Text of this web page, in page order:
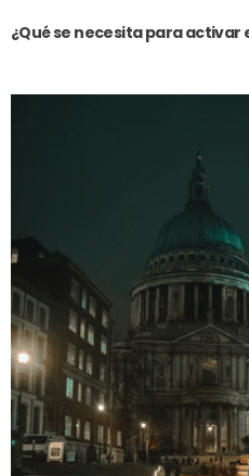
¿Qué se necesita para activar